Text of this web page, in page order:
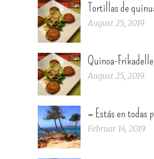
Tortillas de
August 25, 2019
Quinoa-
August 25, 2019
= Estás en todas
Februar 14, 2019